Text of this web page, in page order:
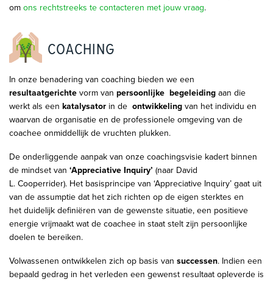
om ons rechtstreeks te contacteren met jouw vraag.
COACHING
In onze benadering van coaching bieden we een
resultaatgerichte vorm van persoonlijke begeleiding aan die
werkt als een katalysator in de ontwikkeling van het individu en
waarvan de organisatie en de professionele omgeving van de
coachee onmiddellijk de vruchten plukken.
​De onderliggende aanpak van onze coachingsvisie kadert binnen
de mindset van ‘Appreciative Inquiry’ (naar David
L. Cooperrider). Het basisprincipe van ‘Appreciative Inquiry’ gaat uit
van de assumptie dat het zich richten op de eigen sterktes en
het duidelijk definiëren van de gewenste situatie, een positieve
energie vrijmaakt wat de coachee in staat stelt zijn persoonlijke
doelen te bereiken.
Volwassenen ontwikkelen zich op basis van successen. Indien een
bepaald gedrag in het verleden een gewenst resultaat opleverde is